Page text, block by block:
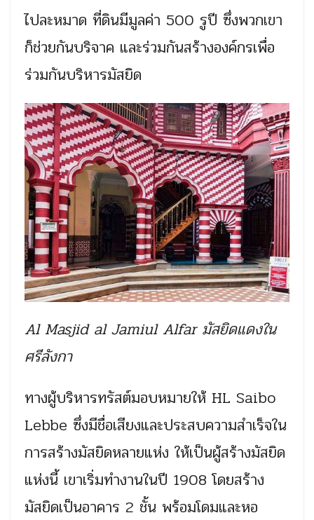
ไปละหมาด ที่ดินมีมูลค่า 500 รูปี ซึ่งพวกเขา
ก็ช่วยกันบริจาค และร่วมกันสร้างองค์กรเพื่อ
ร่วมกันบริหารมัสยิด
Al Masjid al Jamiul Alfar มัสยิดแดงใน
ศรีลังกา
ทางผู้บริหารทรัสต์มอบหมายให้ HL Saibo
Lebbe ซึ่งมีชื่อเสียงและประสบความสำเร็จใน
การสร้างมัสยิดหลายแห่ง ให้เป็นผู้สร้างมัสยิด
แห่งนี้ เขาเริ่มทำงานในปี 1908 โดยสร้าง
มัสยิดเป็นอาคาร 2 ชั้น พร้อมโดมและหอ